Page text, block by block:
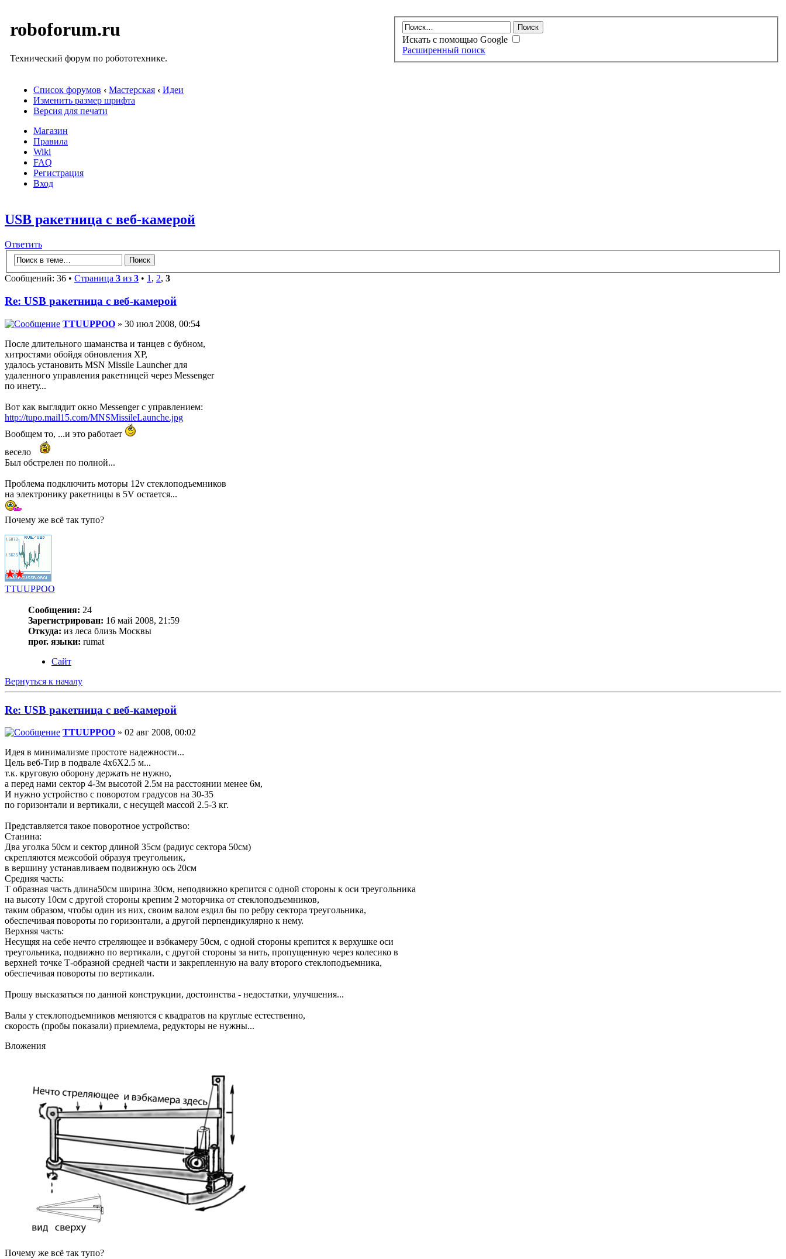
roboforum.ru
Технический форум по робототехнике.
Искать с помощью Google
Расширенный поиск
Список форумов ‹ Мастерская ‹ Идеи
Изменить размер шрифта
Версия для печати
Магазин
Правила
Wiki
FAQ
Регистрация
Вход
USB ракетница с веб-камерой
Ответить
Сообщений: 36 • Страница 3 из 3 • 1, 2, 3
Re: USB ракетница с веб-камерой
TTUUPPOO » 30 июл 2008, 00:54
После длительного шаманства и танцев с бубном,
хитростями обойдя обновления ХР,
удалось установить MSN Missile Launcher для
удаленного управления ракетницей через Messenger
по инету...
Вот как выглядит окно Messenger с управлением:
http://tupo.mail15.com/MNSMissileLaunche.jpg
Вообщем то, ...и это работает
весело
Был обстрелен по полной...
Проблема подключить моторы 12v стеклоподъемников
на электронику ракетницы в 5V остается...
Почему же всё так тупо?
TTUUPPOO
Сообщения: 24
Зарегистрирован: 16 май 2008, 21:59
Откуда: из леса близь Москвы
прог. языки: rumat
Сайт
Вернуться к началу
Re: USB ракетница с веб-камерой
TTUUPPOO » 02 авг 2008, 00:02
Идея в минимализме простоте надежности...
Цель веб-Тир в подвале 4х6Х2.5 м...
т.к. круговую оборону держать не нужно,
а перед нами сектор 4-3м высотой 2.5м на расстоянии менее 6м,
И нужно устройство с поворотом градусов на 30-35
по горизонтали и вертикали, с несущей массой 2.5-3 кг.
Представляется такое поворотное устройство:
Станина:
Два уголка 50см и сектор длиной 35см (радиус сектора 50см)
скрепляются межсобой образуя треугольник,
в вершину устанавливаем подвижную ось 20см
Средняя часть:
Т образная часть длина50см ширина 30см, неподвижно крепится с одной стороны к оси треугольника
на высоту 10см с другой стороны крепим 2 моторчика от стеклоподъемников,
таким образом, чтобы один из них, своим валом ездил бы по ребру сектора треугольника,
обеспечивая повороты по горизонтали, а другой перпендикулярно к нему.
Верхняя часть:
Несущяя на себе нечто стреляющее и вэбкамеру 50см, с одной стороны крепится к верхушке оси
треугольника, подвижно по вертикали, с другой стороны за нить, пропущенную через колесико в
верхней точке Т-образной средней части и закрепленную на валу второго стеклоподъемника,
обеспечивая повороты по вертикали.
Прошу высказаться по данной конструкции, достоинства - недостатки, улучшения...
Валы у стеклоподъемников меняются с квадратов на круглые естественно,
скорость (пробы показали) приемлема, редукторы не нужны...
Вложения
Почему же всё так тупо?